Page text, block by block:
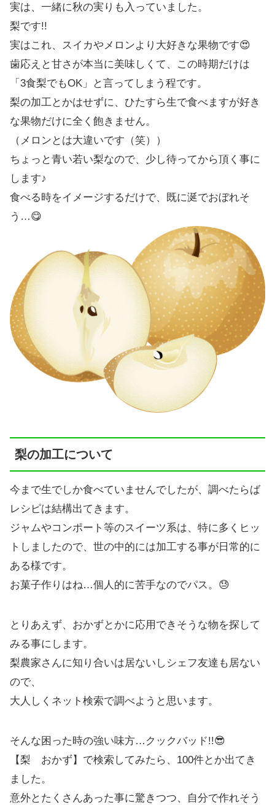
実は、一緒に秋の実りも入っていました。
梨です!!
実はこれ、スイカやメロンより大好きな果物です😍
歯応えと甘さが本当に美味しくて、この時期だけは
「3食梨でもOK」と言ってしまう程です。
梨の加工とかはせずに、ひたすら生で食べますが好き
な果物だけに全く飽きません。
（メロンとは大違いです（笑））
ちょっと青い若い梨なので、少し待ってから頂く事に
します♪
食べる時をイメージするだけで、既に涎でおぼれそ
う…😋
梨の加工について
今まで生でしか食べていませんでしたが、調べたらば
レシピは結構出てきます。
ジャムやコンポート等のスイーツ系は、特に多くヒッ
トしましたので、世の中的には加工する事が日常的に
ある様です。
お菓子作りはね…個人的に苦手なのでパス。😓
とりあえず、おかずとかに応用できそうな物を探して
みる事にします。
梨農家さんに知り合いは居ないしシェフ友達も居ない
ので、
大人しくネット検索で調べようと思います。
そんな困った時の強い味方…クックバッド!!😎
【梨 おかず】で検索してみたら、100件とか出てき
ました。
意外とたくさんあった事に驚きつつ、自分で作れそう